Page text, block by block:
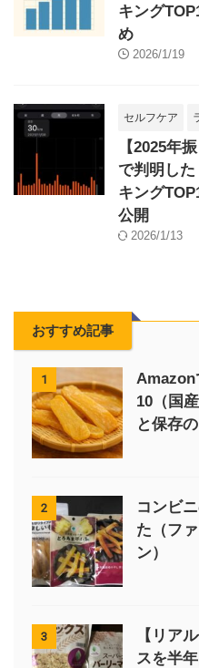
キング
め
2026/1/19
セルフケア
【2025年
で判明し
キング
公開
2026/1/13
おすすめ記事
1
Amazon
10（国
と保存
2
コンビ
た（フ
ン）
3
【リア
スを半